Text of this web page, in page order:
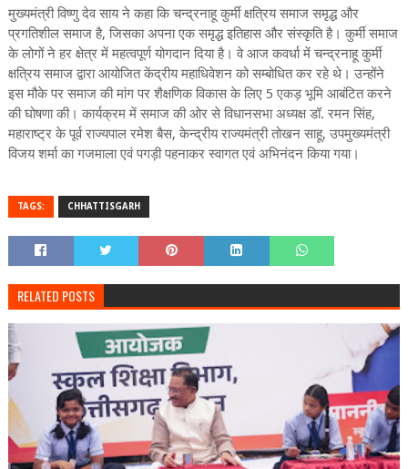
मुख्यमंत्री विष्णु देव साय ने कहा कि चन्द्रनाहू कुर्मी क्षत्रिय समाज समृद्ध और
प्रगतिशील समाज है, जिसका अपना एक समृद्ध इतिहास और संस्कृति है। कुर्मी समाज
के लोगों ने हर क्षेत्र में महत्वपूर्ण योगदान दिया है। वे आज कवर्धा में चन्द्रनाहू कुर्मी
क्षत्रिय समाज द्वारा आयोजित केंद्रीय महाधिवेशन को सम्बोधित कर रहे थे। उन्होंने
इस मौके पर समाज की मांग पर शैक्षणिक विकास के लिए 5 एकड़ भूमि आबंटित करने
की घोषणा की। कार्यक्रम में समाज की ओर से विधानसभा अध्यक्ष डॉ. रमन सिंह,
महाराष्ट्र के पूर्व राज्यपाल रमेश बैस, केन्द्रीय राज्यमंत्री तोखन साहू, उपमुख्यमंत्री
विजय शर्मा का गजमाला एवं पगड़ी पहनाकर स्वागत एवं अभिनंदन किया गया।
TAGS: CHHATTISGARH
RELATED POSTS